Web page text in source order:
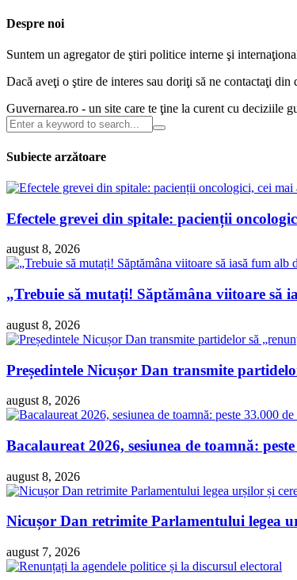
Despre noi
Suntem un agregator de ştiri politice interne şi
Dacă aveţi o ştire de interes sau doriţi să ne contactaţi
Guvernarea.ro - un site care te ţine la curent cu deciziile
Subiecte arzătoare
Efectele grevei din spitale: pacienții
august 8, 2026
„Trebuie să mutați! Săptămâna viitoare să
august 8, 2026
Președintele Nicușor Dan transmite
august 8, 2026
Bacalaureat 2026, sesiunea de toamnă:
august 8, 2026
Nicușor Dan retrimite Parlamentului legea
august 7, 2026